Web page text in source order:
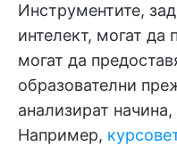
Инструментите,
интелект, могат да
могат да
образователни
анализират
Например,